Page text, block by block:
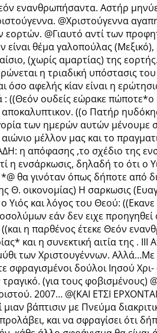
ενανθρωπήσαντα. Αστήρ
@Χριστούγεννα
@Γιαυτό αντί των
είναι θέμα γαλοπούλας
(χωρίς αμαρτίας) της
η τριαδική υπόστασις
αφελής κι΄αν είναι η
: ((Θεόν ουδείς εώρακε
((ο Πατήρ
των ημερών αυτών μένουμε
μέλλον μας και το
η απόφασης ,το σχέδιο της
ενσάρκωσις, δηλαδή το ότι ο
θα γινόταν όπως δήποτε από
Θ. οικονομίας) Η σαρκωσις
Υιός και λόγος του Θεού:
εάν δεν ειχε
η παρθένος έτεκε Θεόν
και η συνεκτική αιτία της .
των Χριστουγέννων.
δούλοι Ιησού
(για τους
2007… @(ΚΑΙ ΕΤΣΙ
βάπτισιν με Πνεύμα
και να σφραγίσει ότι